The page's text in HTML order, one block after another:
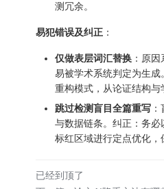
测冗余。
易犯错误及纠正：
仅做表层词汇替换：原因
易被学术系统判定为生
重构模式，从论证结构与
跳过检测盲目全篇重写：
与数据链条。纠正：务
标红区域进行定点优化，
已经到顶了